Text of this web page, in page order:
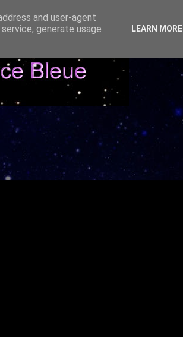
and user-agent
generate usage
LEARN MORE